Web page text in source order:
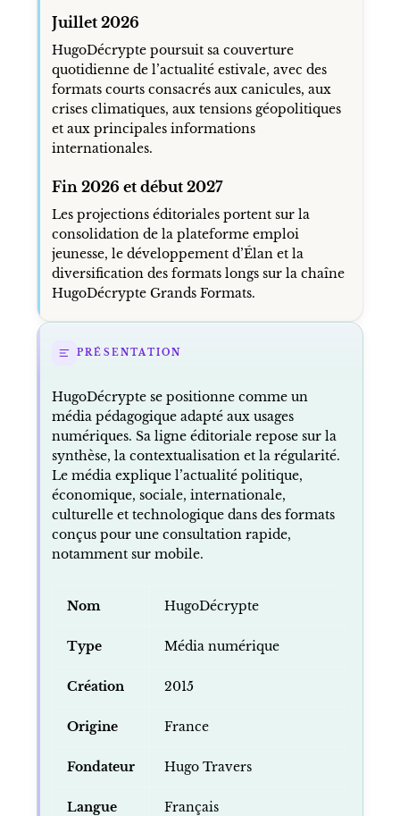
Juillet 2026
HugoDécrypte poursuit sa couverture
quotidienne de l’actualité estivale, avec des
formats courts consacrés aux canicules, aux
crises climatiques, aux tensions géopolitiques
et aux principales informations
internationales.
Fin 2026 et début 2027
Les projections éditoriales portent sur la
consolidation de la plateforme emploi
jeunesse, le développement d’Élan et la
diversification des formats longs sur la chaîne
HugoDécrypte Grands Formats.
PRÉSENTATION
HugoDécrypte se positionne comme un
média pédagogique adapté aux usages
numériques. Sa ligne éditoriale repose sur la
synthèse, la contextualisation et la régularité.
Le média explique l’actualité politique,
économique, sociale, internationale,
culturelle et technologique dans des formats
conçus pour une consultation rapide,
notamment sur mobile.
Nom HugoDécrypte
Type Média numérique
Création 2015
Origine France
Fondateur Hugo Travers
Langue Français